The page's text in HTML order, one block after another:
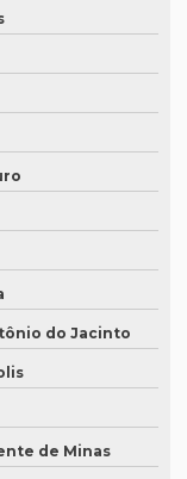
do Jacinto
de Minas